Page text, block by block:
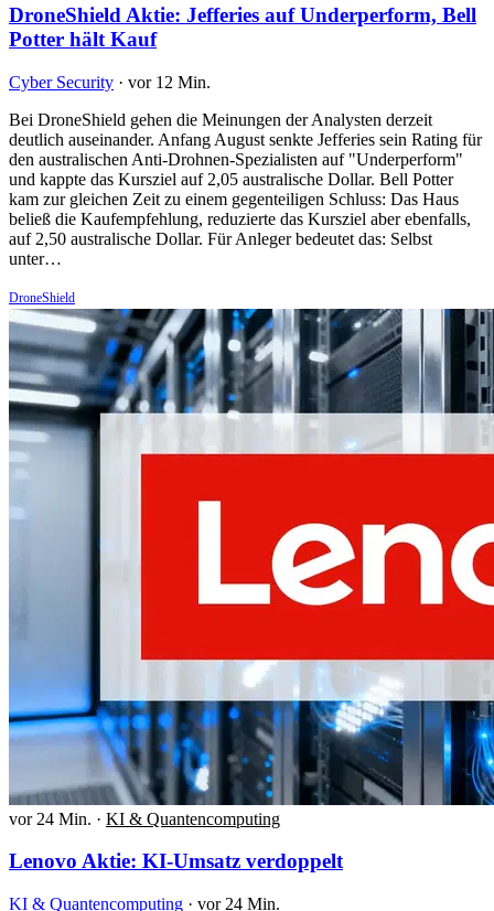
DroneShield Aktie: Jefferies auf Underperform, Bell
Potter hält Kauf
Cyber Security · vor 12 Min.
Bei DroneShield gehen die Meinungen der Analysten derzeit
deutlich auseinander. Anfang August senkte Jefferies sein Rating für
den australischen Anti-Drohnen-Spezialisten auf "Underperform"
und kappte das Kursziel auf 2,05 australische Dollar. Bell Potter
kam zur gleichen Zeit zu einem gegenteiligen Schluss: Das Haus
beließ die Kaufempfehlung, reduzierte das Kursziel aber ebenfalls,
auf 2,50 australische Dollar. Für Anleger bedeutet das: Selbst
unter…
DroneShield
vor 24 Min. · KI & Quantencomputing
Lenovo Aktie: KI-Umsatz verdoppelt
KI & Quantencomputing · vor 24 Min.